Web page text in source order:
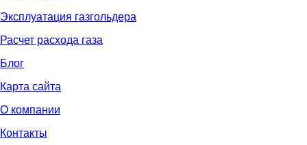
Эксплуатация газгольдера
Расчет расхода газа
Блог
Карта сайта
О компании
Контакты